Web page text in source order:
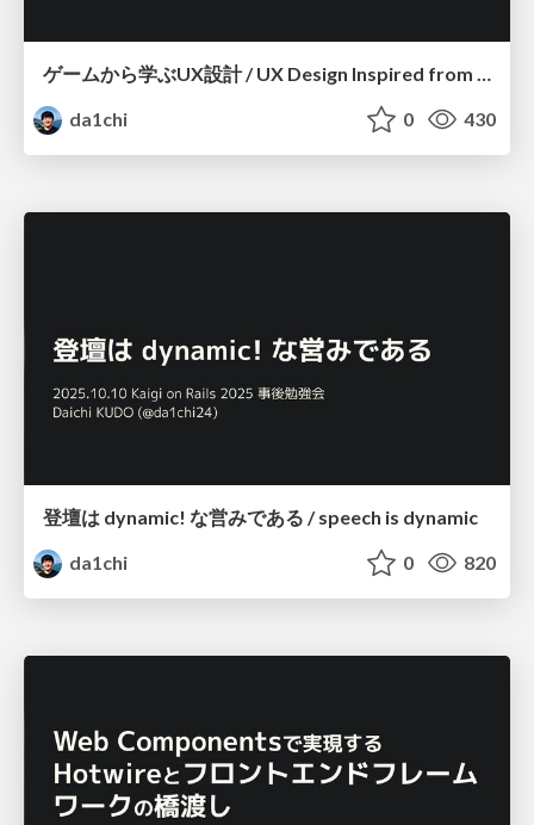
da1chi
0 430
登壇は dynamic! な営みである / speech is dynamic
da1chi
0 820